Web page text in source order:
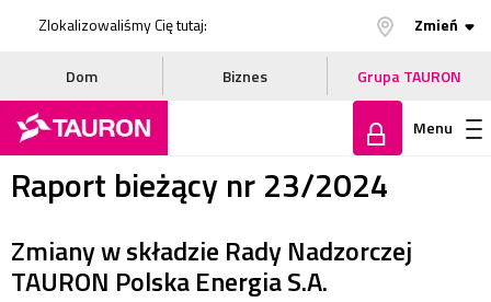
Zlokalizowaliśmy Cię tutaj: Zmień
Dom Biznes Grupa TAURON
Zaloguj
się
Menu
Raport bieżący nr 23/2024
Zmiany w składzie Rady Nadzorczej
TAURON Polska Energia S.A.